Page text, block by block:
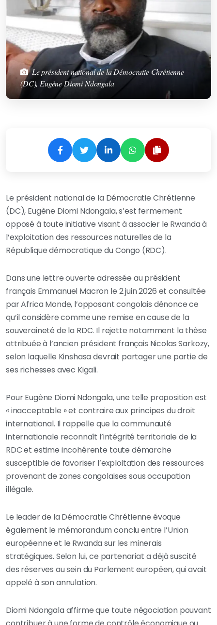
Le président national de la Démocratie Chrétienne
(DC), Eugène Diomi Ndongala
Le président national de la Démocratie Chrétienne
(DC), Eugène Diomi Ndongala, s’est fermement
opposé à toute initiative visant à associer le Rwanda à
l’exploitation des ressources naturelles de la
République démocratique du Congo (RDC).
Dans une lettre ouverte adressée au président
français Emmanuel Macron le 2 juin 2026 et consultée
par Africa Monde, l’opposant congolais dénonce ce
qu’il considère comme une remise en cause de la
souveraineté de la RDC. Il rejette notamment la thèse
attribuée à l’ancien président français Nicolas Sarkozy,
selon laquelle Kinshasa devrait partager une partie de
ses richesses avec Kigali.
Pour Eugène Diomi Ndongala, une telle proposition est
« inacceptable » et contraire aux principes du droit
international. Il rappelle que la communauté
internationale reconnaît l’intégrité territoriale de la
RDC et estime incohérente toute démarche
susceptible de favoriser l’exploitation des ressources
provenant de zones congolaises sous occupation
illégale.
Le leader de la Démocratie Chrétienne évoque
également le mémorandum conclu entre l’Union
européenne et le Rwanda sur les minerais
stratégiques. Selon lui, ce partenariat a déjà suscité
des réserves au sein du Parlement européen, qui avait
appelé à son annulation.
Diomi Ndongala affirme que toute négociation pouvant